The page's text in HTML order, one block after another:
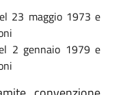
23 maggio 1973 e
2 gennaio 1979 e